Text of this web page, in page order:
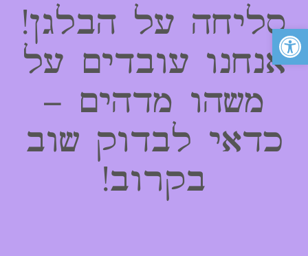
פתח סרגל נגישות
סליחה על הבלגן!
אנחנו עובדים על
משהו מדהים –
כדאי לבדוק שוב
בקרוב!